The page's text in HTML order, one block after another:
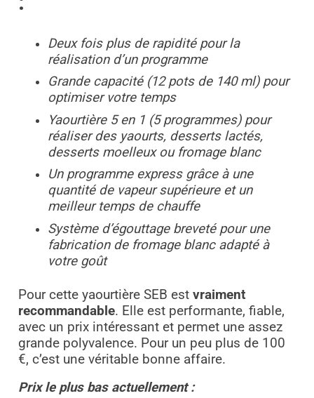
Deux fois plus de rapidité pour la
réalisation d’un programme
Grande capacité (12 pots de 140 ml) pour
optimiser votre temps
Yaourtière 5 en 1 (5 programmes) pour
réaliser des yaourts, desserts lactés,
desserts moelleux ou fromage blanc
Un programme express grâce à une
quantité de vapeur supérieure et un
meilleur temps de chauffe
Système d’égouttage breveté pour une
fabrication de fromage blanc adapté à
votre goût
Pour cette yaourtière SEB est vraiment
recommandable. Elle est performante, fiable,
avec un prix intéressant et permet une assez
grande polyvalence. Pour un peu plus de 100
€, c’est une véritable bonne affaire.
Prix le plus bas actuellement :